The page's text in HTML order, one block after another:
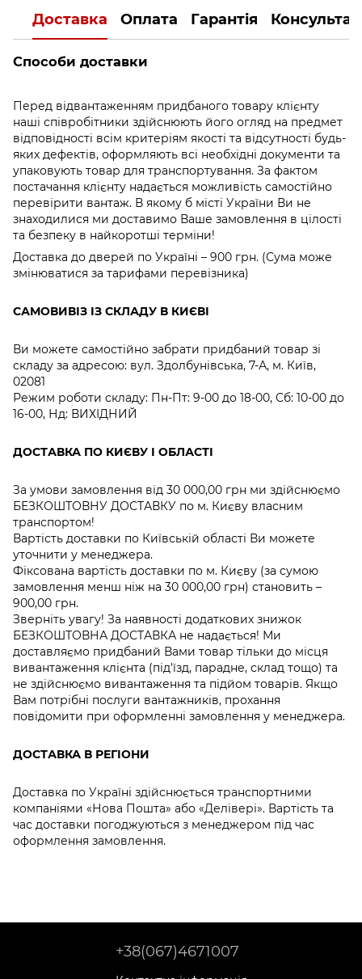
Доставка Оплата Гарантія
Способи доставки
Перед відвантаженням придбаного товару клієнту
наші співробітники здійснюють його огляд на предмет
відповідності всім критеріям якості та відсутності будь-
яких дефектів, оформляють всі необхідні документи та
упаковують товар для транспортування. За фактом
постачання клієнту надається можливість самостійно
перевірити вантаж. В якому б місті України Ви не
знаходилися ми доставимо Ваше замовлення в цілості
та безпеку в найкоротші терміни!
Доставка до дверей по Україні – 900 грн. (Сума може
змінюватися за тарифами перевізника)
САМОВИВІЗ ІЗ СКЛАДУ В КИЄВІ
Ви можете самостійно забрати придбаний товар зі
складу за адресою: вул. Здолбунівська, 7-А, м. Київ,
02081
Режим роботи складу: Пн-Пт: 9-00 до 18-00, Сб: 10-00 до
16-00, Нд: ВИХІДНИЙ
ДОСТАВКА ПО КИЄВУ І ОБЛАСТІ
За умови замовлення від 30 000,00 грн ми здійснюємо
БЕЗКОШТОВНУ ДОСТАВКУ по м. Києву власним
транспортом!
Вартість доставки по Київській області Ви можете
уточнити у менеджера.
Фіксована вартість доставки по м. Києву (за сумою
замовлення менш ніж на 30 000,00 грн) становить –
900,00 грн.
Зверніть увагу! За наявності додаткових знижок
БЕЗКОШТОВНА ДОСТАВКА не надається! Ми
доставляємо придбаний Вами товар тільки до місця
вивантаження клієнта (під'їзд, парадне, склад тощо) та
не здійснюємо вивантаження та підйом товарів. Якщо
Вам потрібні послуги вантажників, прохання
повідомити при оформленні замовлення у менеджера.
ДОСТАВКА В РЕГІОНИ
Доставка по Україні здійснюється транспортними
компаніями «Нова Пошта» або «Делівері». Вартість та
час доставки погоджуються з менеджером під час
оформлення замовлення.
+38(067)4671007